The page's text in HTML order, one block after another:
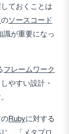
ておくことは
のソースコード
識が重要になっ
フレームワーク
やすい設計・
Rubyに対する
、「 メタプロ